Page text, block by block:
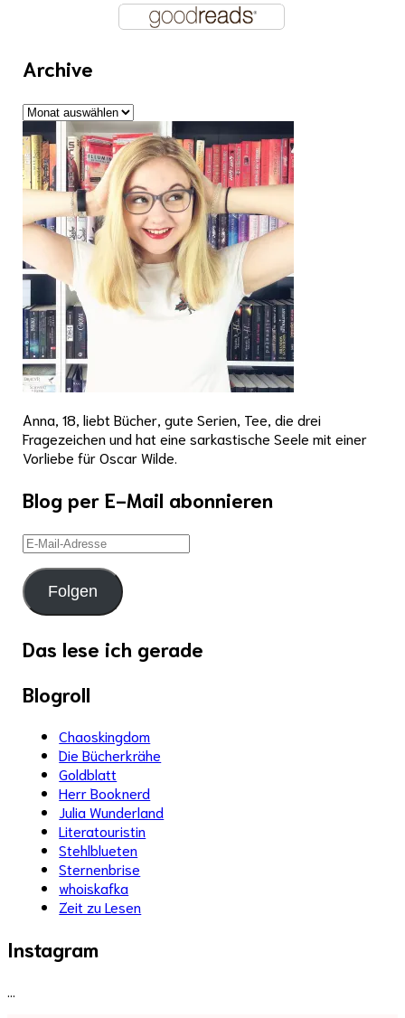
Archive
Archive
Anna, 18, liebt Bücher, gute Serien, Tee, die drei
Fragezeichen und hat eine sarkastische Seele mit einer
Vorliebe für Oscar Wilde.
Blog per E-Mail abonnieren
E-
Mail-
Adresse
Folgen
Das lese ich gerade
Blogroll
Chaoskingdom
Die Bücherkrähe
Goldblatt
Herr Booknerd
Julia Wunderland
Literatouristin
Stehlblueten
Sternenbrise
whoiskafka
Zeit zu Lesen
Instagram
…